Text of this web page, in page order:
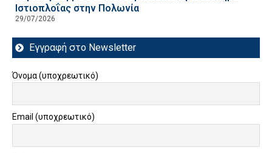
Ιστιοπλοΐας στην Πολωνία
29/07/2026
Εγγραφή στο Newsletter
Όνομα (υποχρεωτικό)
Email (υποχρεωτικό)